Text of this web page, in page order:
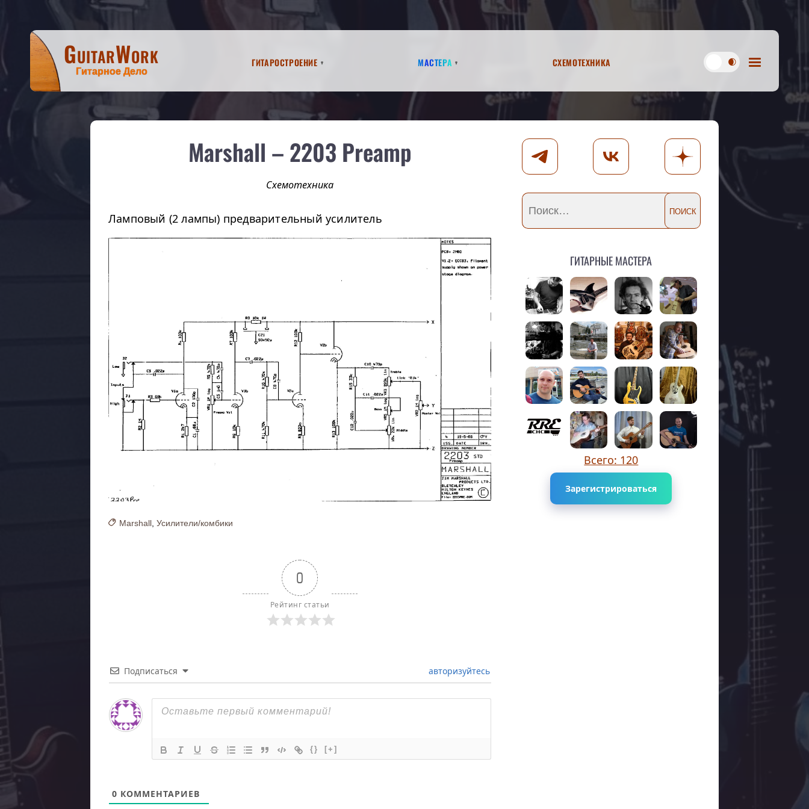
GuitarWork
Гитарное Дело
Гитаростроение Мастера Схемотехника
Marshall – 2203 Preamp
Схемотехника
Ламповый (2 лампы) предварительный усилитель
Marshall Усилители/комбики
0
Рейтинг статьи
Подписаться авторизуйтесь
{} [+]
0 КОММЕНТАРИЕВ
Гитарные мастера
Всего: 120
Зарегистрироваться